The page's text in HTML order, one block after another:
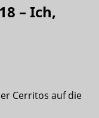
– Ich,
Cerritos auf die